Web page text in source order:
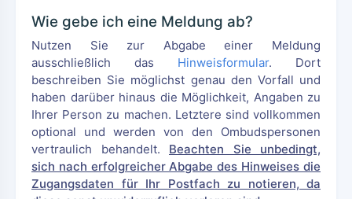
Wie gebe ich eine Meldung ab?
Nutzen Sie zur Abgabe einer Meldung
ausschließlich das Hinweisformular. Dort
beschreiben Sie möglichst genau den Vorfall und
haben darüber hinaus die Möglichkeit, Angaben zu
Ihrer Person zu machen. Letztere sind vollkommen
optional und werden von den Ombudspersonen
vertraulich behandelt. Beachten Sie unbedingt,
sich nach erfolgreicher Abgabe des Hinweises die
Zugangsdaten für Ihr Postfach zu notieren, da